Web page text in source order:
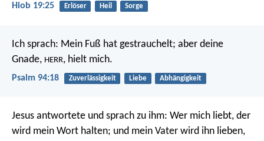
Hiob 19:25 Erlöser Heil Sorge
Ich sprach: Mein Fuß hat gestrauchelt; aber deine
Gnade, HERR, hielt mich.
Psalm 94:18 Zuverlässigkeit Liebe Abhängigkeit
Jesus antwortete und sprach zu ihm: Wer mich liebt, der
wird mein Wort halten; und mein Vater wird ihn lieben,